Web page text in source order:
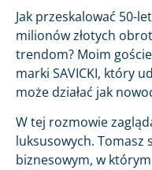
Jak przeskalować 50-
milionów złotych
trendom? Moim
marki SAVICKI, który
może działać jak
W tej rozmowie
luksusowych. Tomasz
biznesowym, w